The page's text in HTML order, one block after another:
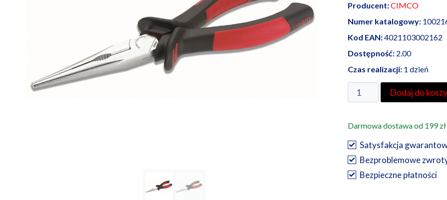
Producent:CIMCO
Numer katalogowy:
Kod EAN:4021103002162
Dostępność:2.00
Czas realizacji:1 dzień
ilość
Cimco
telefoniczne
Diamant
Plus
200
Dodaj do
Darmowa dostawa od 199 zł
Satysfakcja
Bezproblemowe
Bezpieczne płatności